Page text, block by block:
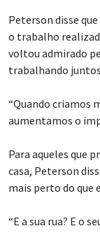
Peterson disse
o trabalho
voltou admirado
trabalhando
“Quando criamos
aumentamos o
Para aqueles que
casa, Peterson
mais perto do que
“E a sua rua? E o